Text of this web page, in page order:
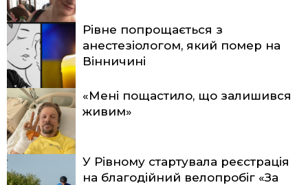
Рівне попрощається з
анестезіологом, який помер на
Вінничині
«Мені пощастило, що залишився
живим»
У Рівному стартувала реєстрація
на благодійний велопробіг «За